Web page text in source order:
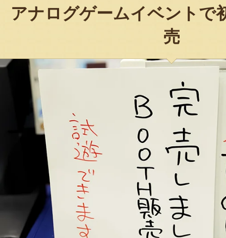
アナログゲームイベントで
売